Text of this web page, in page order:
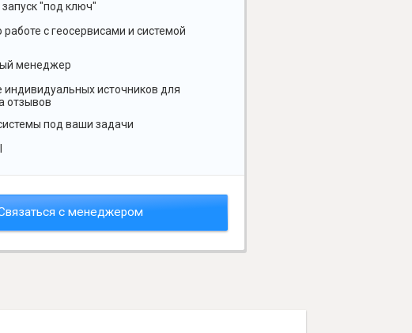
запуск "под ключ"
с геосервисами и системой
менеджер
источников для
отзывов
под ваши задачи
с менеджером